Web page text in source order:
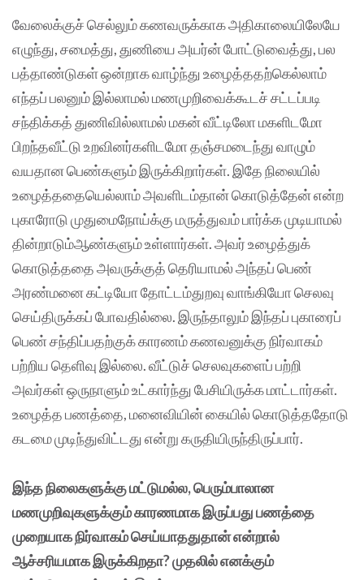
வேலைக்குச் செல்லும் கணவருக்காக அதிகாலையிலேயே
எழுந்து, சமைத்து, துணியை அயர்ன் போட்டுவைத்து, பல
பத்தாண்டுகள் ஒன்றாக வாழ்ந்து உழைத்ததற்கெல்லாம்
எந்தப் பலனும் இல்லாமல் மணமுறிவைக்கூடச் சட்டப்படி
சந்திக்கத் துணிவில்லாமல் மகன் வீட்டிலோ மகளிடமோ
பிறந்தவீட்டு உறவினர்களிடமோ தஞ்சமடைந்து வாழும்
வயதான பெண்களும் இருக்கிறார்கள். இதே நிலையில்
உழைத்ததையெல்லாம் அவளிடம்தான் கொடுத்தேன் என்ற
புகாரோடு முதுமைநோய்க்கு மருத்துவம் பார்க்க முடியாமல்
தின்றாடும்ஆண்களும் உள்ளார்கள். அவர் உழைத்துக்
கொடுத்ததை அவருக்குத் தெரியாமல் அந்தப் பெண்
அரண்மனை கட்டியோ தோட்டம்துறவு வாங்கியோ செலவு
செய்திருக்கப் போவதில்லை. இருந்தாலும் இந்தப் புகாரைப்
பெண் சந்திப்பதற்குக் காரணம் கணவனுக்கு நிர்வாகம்
பற்றிய தெளிவு இல்லை. வீட்டுச் செலவுகளைப் பற்றி
அவர்கள் ஒருநாளும் உட்கார்ந்து பேசியிருக்க மாட்டார்கள்.
உழைத்த பணத்தை, மனைவியின் கையில் கொடுத்ததோடு
கடமை முடிந்துவிட்டது என்று கருதியிருந்திருப்பார்.
இந்த நிலைகளுக்கு மட்டுமல்ல, பெரும்பாலான
மணமுறிவுகளுக்கும் காரணமாக இருப்பது பணத்தை
முறையாக நிர்வாகம் செய்யாததுதான் என்றால்
ஆச்சரியமாக இருக்கிறதா? முதலில் எனக்கும்